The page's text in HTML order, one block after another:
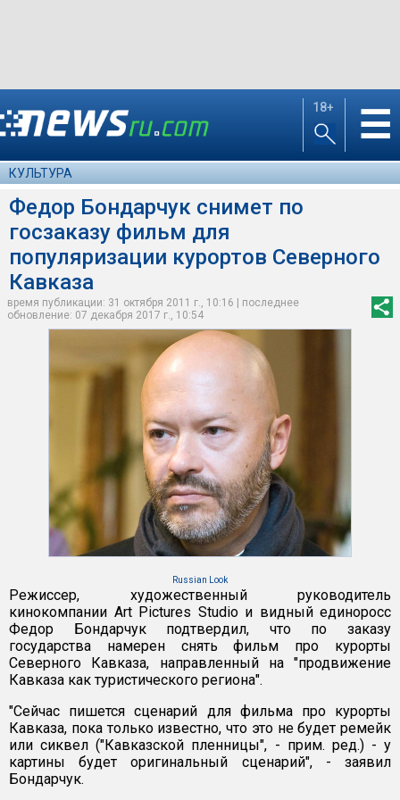
18+ ☰
КУЛЬТУРА
Федор Бондарчук снимет по
госзаказу фильм для
популяризации курортов Северного
Кавказа
время публикации: 31 октября 2011 г., 10:16 | последнее
обновление: 07 декабря 2017 г., 10:54
Russian Look
Режиссер, художественный руководитель
кинокомпании Art Pictures Studio и видный единоросс
Федор Бондарчук подтвердил, что по заказу
государства намерен снять фильм про курорты
Северного Кавказа, направленный на "продвижение
Кавказа как туристического региона".
"Сейчас пишется сценарий для фильма про курорты
Кавказа, пока только известно, что это не будет ремейк
или сиквел ("Кавказской пленницы", - прим. ред.) - у
картины будет оригинальный сценарий", - заявил
Бондарчук.